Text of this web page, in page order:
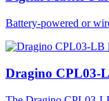
Battery-powered or
Dragino CPL03-